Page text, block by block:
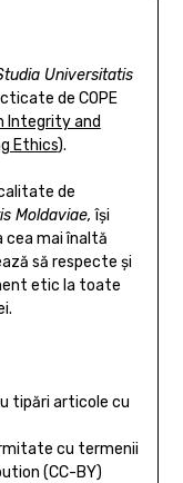
Universitatis
de COPE
Integrity and
Ethics).
de
Moldaviae, își
cea mai înaltă
să respecte și
etic la toate
tipări articole cu
cu termenii
(CC-BY)